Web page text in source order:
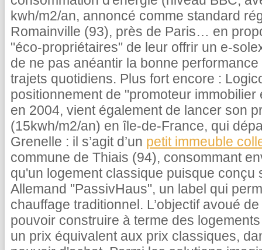
kwh/m2/an, annoncé comme standard
Romainville (93), près de Paris… en
"éco-propriétaires" de leur offrir un e-
de ne pas anéantir la bonne
trajets quotidiens. Plus fort encore :
positionnement de "promoteur
en 2004, vient également de lancer son
(15kwh/m2/an) en île-de-France, qui
Grenelle : il s’agit d’un petit immeuble
commune de Thiais (94), consommant
qu'un logement classique puisque conçu
Allemand "PassivHaus", un label qui
chauffage traditionnel. L’objectif avoué
pouvoir construire à terme des
un prix équivalent aux prix classiques,